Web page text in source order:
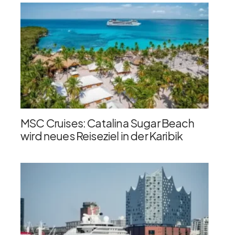
MSC Cruises: Catalina Sugar Beach
wird neues Reiseziel in der Karibik